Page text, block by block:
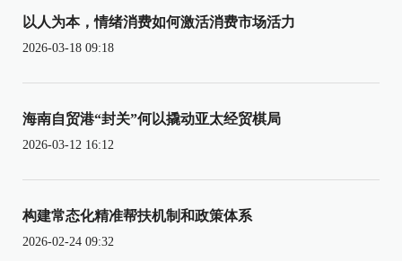
以人为本，情绪消费如何激活消费市场活力
2026-03-18 09:18
海南自贸港“封关”何以撬动亚太经贸棋局
2026-03-12 16:12
构建常态化精准帮扶机制和政策体系
2026-02-24 09:32